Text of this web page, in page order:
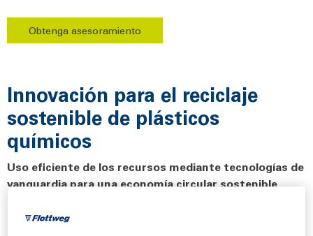
Obtenga asesoramiento
Innovación para el reciclaje
sostenible de plásticos
químicos
Uso eficiente de los recursos mediante tecnologías de
vanguardia para una economía circular sostenible
El reciclaje químico del plástico